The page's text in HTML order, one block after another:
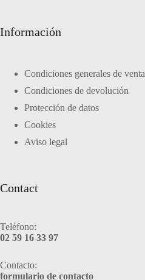
Información
Condiciones generales de venta
Condiciones de devolución
Protección de datos
Cookies
Aviso legal
Contact
Teléfono:
02 59 16 33 97
Contacto:
formulario de contacto